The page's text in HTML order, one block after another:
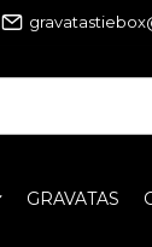
GRAVATAS